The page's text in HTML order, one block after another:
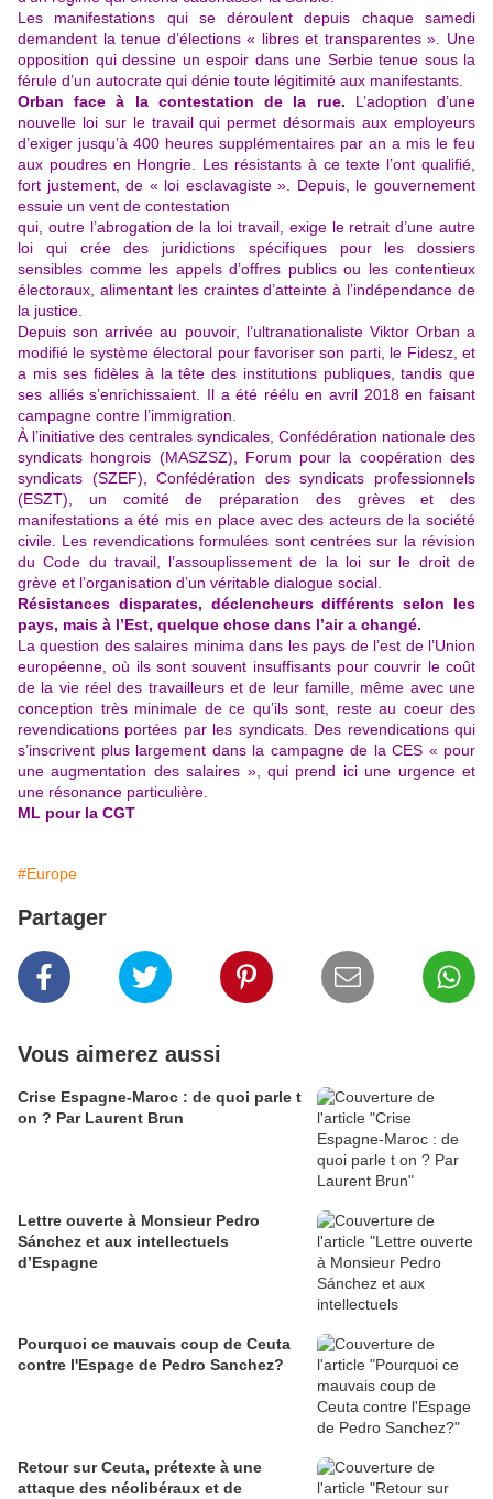
Les manifestations qui se déroulent depuis chaque samedi
demandent la tenue d’élections « libres et transparentes ». Une
opposition qui dessine un espoir dans une Serbie tenue sous la
férule d’un autocrate qui dénie toute légitimité aux manifestants.
Orban face à la contestation de la rue. L’adoption d’une
nouvelle loi sur le travail qui permet désormais aux employeurs
d’exiger jusqu’à 400 heures supplémentaires par an a mis le feu
aux poudres en Hongrie. Les résistants à ce texte l’ont qualifié,
fort justement, de « loi esclavagiste ». Depuis, le gouvernement
essuie un vent de contestation
qui, outre l’abrogation de la loi travail, exige le retrait d’une autre
loi qui crée des juridictions spécifiques pour les dossiers
sensibles comme les appels d’offres publics ou les contentieux
électoraux, alimentant les craintes d’atteinte à l’indépendance de
la justice.
Depuis son arrivée au pouvoir, l’ultranationaliste Viktor Orban a
modifié le système électoral pour favoriser son parti, le Fidesz, et
a mis ses fidèles à la tête des institutions publiques, tandis que
ses alliés s’enrichissaient. Il a été réélu en avril 2018 en faisant
campagne contre l’immigration.
À l’initiative des centrales syndicales, Confédération nationale des
syndicats hongrois (MASZSZ), Forum pour la coopération des
syndicats (SZEF), Confédération des syndicats professionnels
(ESZT), un comité de préparation des grèves et des
manifestations a été mis en place avec des acteurs de la société
civile. Les revendications formulées sont centrées sur la révision
du Code du travail, l’assouplissement de la loi sur le droit de
grève et l’organisation d’un véritable dialogue social.
Résistances disparates, déclencheurs différents selon les
pays, mais à l’Est, quelque chose dans l’air a changé.
La question des salaires minima dans les pays de l’est de l’Union
européenne, où ils sont souvent insuffisants pour couvrir le coût
de la vie réel des travailleurs et de leur famille, même avec une
conception très minimale de ce qu’ils sont, reste au coeur des
revendications portées par les syndicats. Des revendications qui
s’inscrivent plus largement dans la campagne de la CES « pour
une augmentation des salaires », qui prend ici une urgence et
une résonance particulière.
ML pour la CGT
#Europe
Partager
Vous aimerez aussi
Crise Espagne-Maroc : de quoi parle t
on ? Par Laurent Brun
Lettre ouverte à Monsieur Pedro
Sánchez et aux intellectuels
d’Espagne
Pourquoi ce mauvais coup de Ceuta
contre l'Espage de Pedro Sanchez?
Retour sur Ceuta, prétexte à une
attaque des néolibéraux et de